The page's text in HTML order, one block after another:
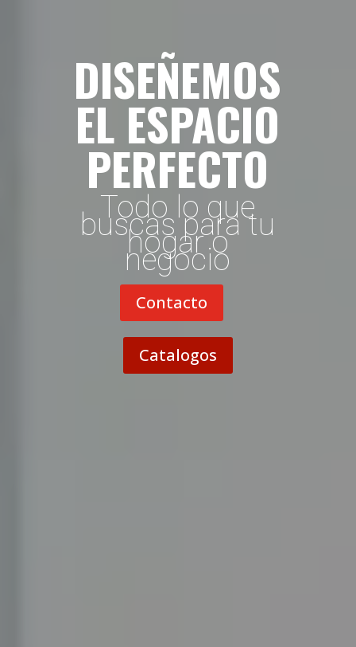
DISEÑEMOS
EL ESPACIO
PERFECTO
Todo lo que
buscas para tu
hogar o
negocio
Contacto
Catalogos